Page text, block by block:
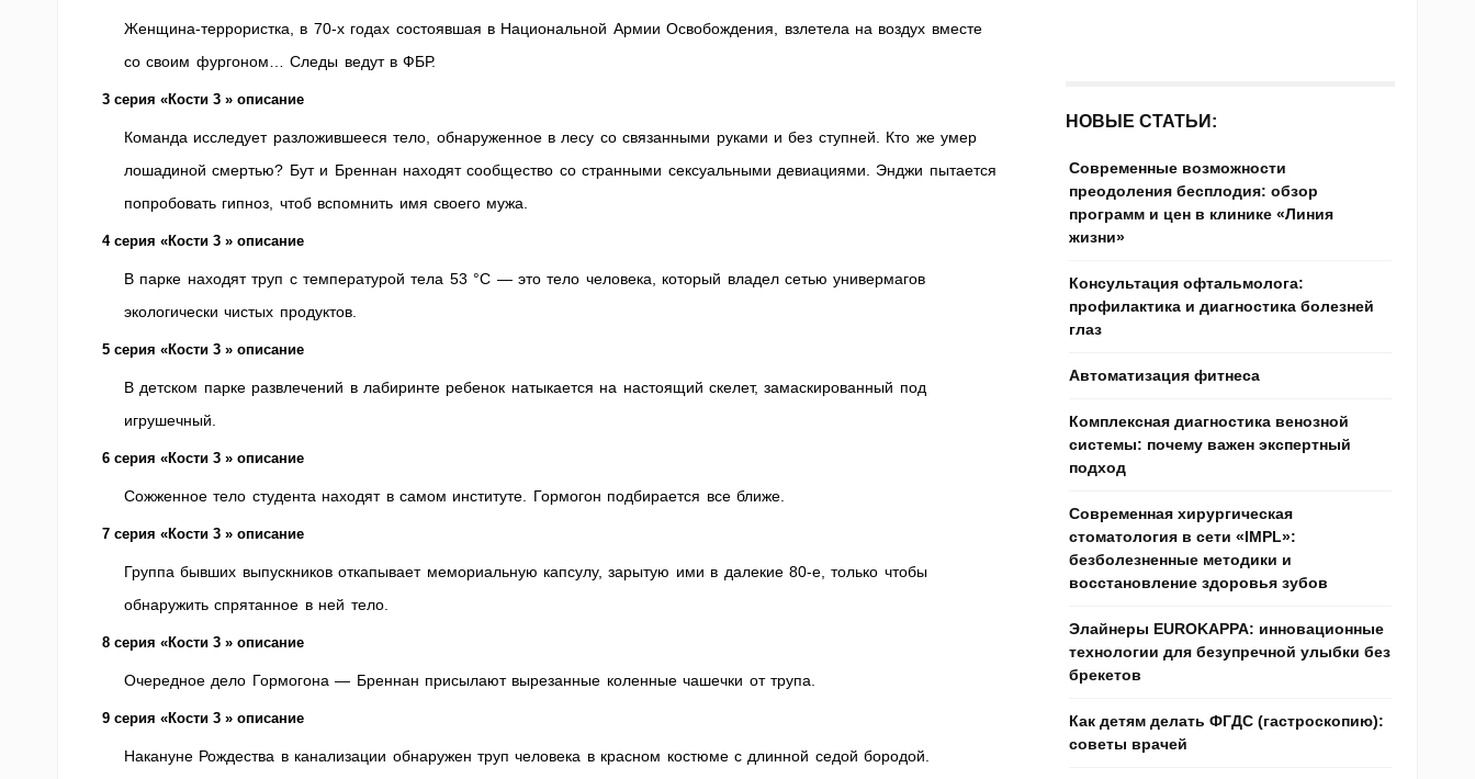
Женщина-террористка, в 70-х годах состоявшая в Национальной Армии Освобождения, взлетела на воздух вместе
со своим фургоном… Следы ведут в ФБР.
3 серия «Кости 3 » описание
Команда исследует разложившееся тело, обнаруженное в лесу со связанными руками и без ступней. Кто же умер
лошадиной смертью? Бут и Бреннан находят сообщество со странными сексуальными девиациями. Энджи пытается
попробовать гипноз, чтоб вспомнить имя своего мужа.
4 серия «Кости 3 » описание
В парке находят труп с температурой тела 53 °C — это тело человека, который владел сетью универмагов
экологически чистых продуктов.
5 серия «Кости 3 » описание
В детском парке развлечений в лабиринте ребенок натыкается на настоящий скелет, замаскированный под
игрушечный.
6 серия «Кости 3 » описание
Сожженное тело студента находят в самом институте. Гормогон подбирается все ближе.
7 серия «Кости 3 » описание
Группа бывших выпускников откапывает мемориальную капсулу, зарытую ими в далекие 80-е, только чтобы
обнаружить спрятанное в ней тело.
8 серия «Кости 3 » описание
Очередное дело Гормогона — Бреннан присылают вырезанные коленные чашечки от трупа.
9 серия «Кости 3 » описание
Накануне Рождества в канализации обнаружен труп человека в красном костюме с длинной седой бородой.
НОВЫЕ СТАТЬИ:
Современные возможности
преодоления бесплодия: обзор
программ и цен в клинике «Линия
жизни»
Консультация офтальмолога:
профилактика и диагностика болезней
глаз
Автоматизация фитнеса
Комплексная диагностика венозной
системы: почему важен экспертный
подход
Современная хирургическая
стоматология в сети «IMPL»:
безболезненные методики и
восстановление здоровья зубов
Элайнеры EUROKAPPA: инновационные
технологии для безупречной улыбки без
брекетов
Как детям делать ФГДС (гастроскопию):
советы врачей